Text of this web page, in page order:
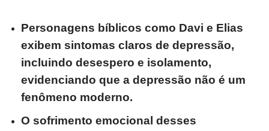
Personagens bíblicos como Davi e Elias
exibem sintomas claros de depressão,
incluindo desespero e isolamento,
evidenciando que a depressão não é um
fenômeno moderno.
O sofrimento emocional desses